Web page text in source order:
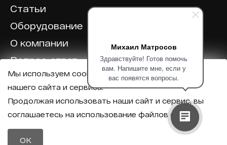
Михаил Матросов
Здравствуйте! Готов помочь
вам. Напишите мне, если у
вас появятся вопросы.
Статьи
Оборудование
О компании
Вопрос-ответ
Отзывы
Политика конфиденциальности
Политика обработки персональных данных
Мы используем cookie для корректной работы
нашего сайта и сервиса.
Продолжая использовать наши сайт и сервис, вы
соглашаетесь на использование файлов cookie.
OK